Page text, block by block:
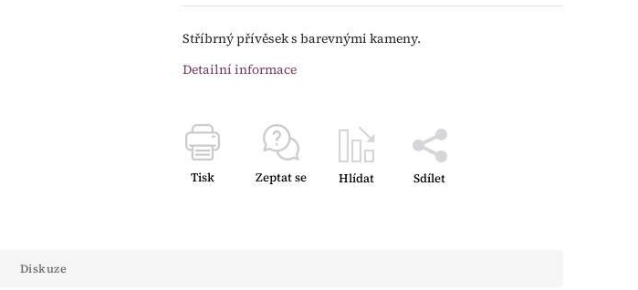
Stříbrný přívěsek s barevnými kameny.
Detailní informace
Tisk Zeptat se Hlídat Sdílet
Diskuze